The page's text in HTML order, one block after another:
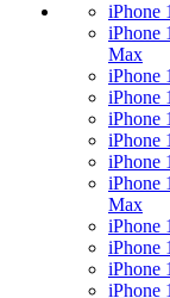
iPhone
iPhone
Max
iPhone
iPhone
iPhone
iPhone
iPhone
iPhone
Max
iPhone
iPhone
iPhone
iPhone